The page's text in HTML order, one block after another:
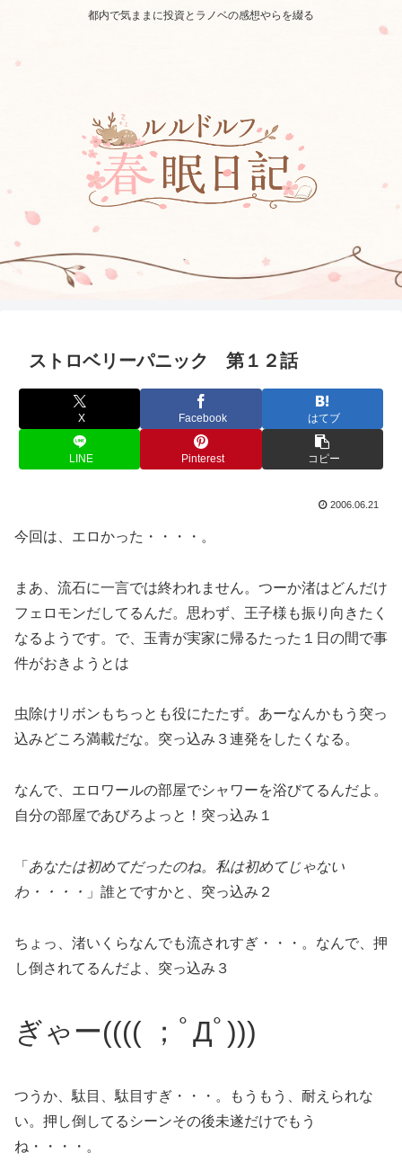
都内で気ままに投資とラノベの感想やらを綴る
ストロベリーパニック 第１２話
X Facebook はてブ
LINE Pinterest コピー
2006.06.21
今回は、エロかった・・・・。
まあ、流石に一言では終われません。つーか渚はどんだけ
フェロモンだしてるんだ。思わず、王子様も振り向きたく
なるようです。で、玉青が実家に帰るたった１日の間で事
件がおきようとは
虫除けリボンもちっとも役にたたず。あーなんかもう突っ
込みどころ満載だな。突っ込み３連発をしたくなる。
なんで、エロワールの部屋でシャワーを浴びてるんだよ。
自分の部屋であびろよっと！突っ込み１
「 あなたは初めてだったのね。私は初めてじゃない
わ・・・・
」誰とですかと、突っ込み２
ちょっ、渚いくらなんでも流されすぎ・・・。なんで、押
し倒されてるんだよ、突っ込み３
ぎゃー(((( ；ﾟДﾟ)))
つうか、駄目、駄目すぎ・・・。もうもう、耐えられな
い。押し倒してるシーンその後未遂だけでもう
ね・・・・。